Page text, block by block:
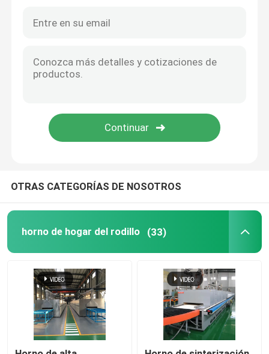
horno de la carretilla
horno del hogar del rodillo
Muebles del horno
OTRAS CATEGORÍAS DE NOSOTROS
horno de hogar del rodillo (33)